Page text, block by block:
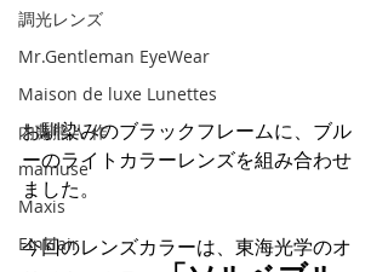
調光レンズ
Mr.Gentleman EyeWear
Maison de luxe Lunettes
内藤熊八 作
mamuse
Maxis
Einklair
お馴染みのブラックフレームに、ブル
ーのライトカラーレンズを組み合わせ
ました。
今回のレンズカラーは、東海光学のオ